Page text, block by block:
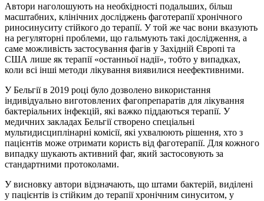
Автори наголошують на необхідності подальших, більш
масштабних, клінічних досліджень фаготерапії хронічного
риносинуситу стійкого до терапії. У той же час вони вказують
на регуляторні проблеми, що гальмують такі дослідження, а
саме можливість застосування фагів у Західній Європі та
США лише як терапії «останньої надії», тобто у випадках,
коли всі інші методи лікування виявилися неефективними.
У Бельгії в 2019 році було дозволено використання
індивідуально виготовлених фагопрепаратів для лікування
бактеріальних інфекцій, які важко піддаються терапії. У
медичних закладах Бельгії створено спеціальні
мультидисциплінарні комісії, які ухвалюють рішення, хто з
пацієнтів може отримати користь від фаготерапії. Для кожного
випадку шукають активний фаг, який застосовують за
стандартними протоколами.
У висновку автори відзначають, що штами бактерій, виділені
у пацієнтів із стійким до терапії хронічним синуситом, у